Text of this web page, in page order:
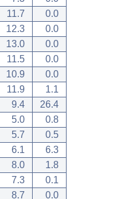
11.7
0.0
12.3
0.0
13.0
0.0
11.5
0.0
10.9
0.0
11.9
1.1
9.4
26.4
5.0
0.8
5.7
0.5
6.1
6.3
8.0
1.8
7.3
0.1
8.7 0.0